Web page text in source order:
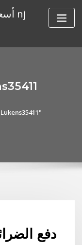
أسعار القروض العقارية الاستثمارية nj
دفع